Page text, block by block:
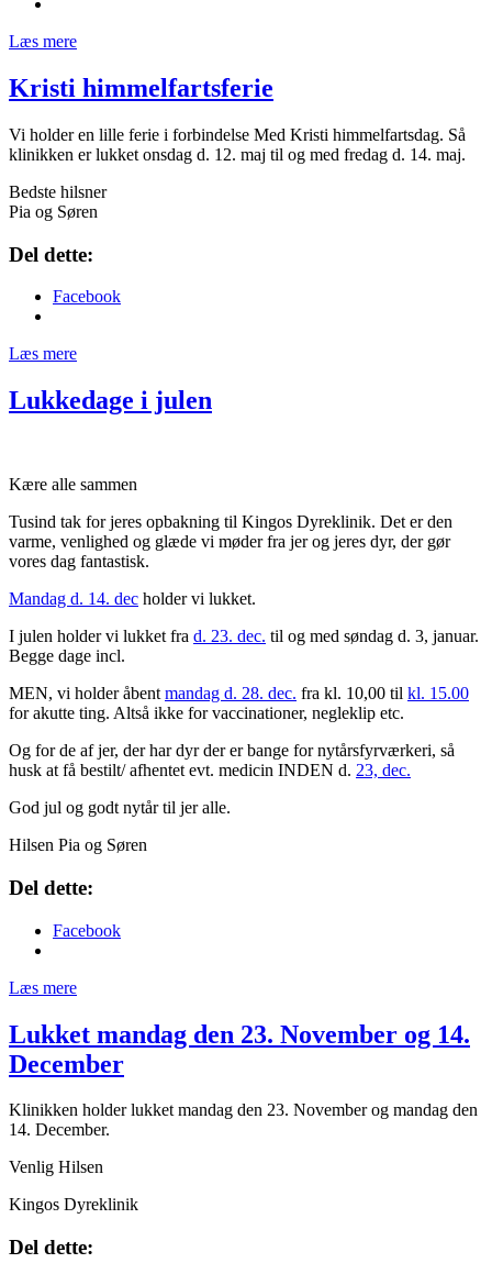
Læs mere
Kristi himmelfartsferie
Vi holder en lille ferie i forbindelse Med Kristi himmelfartsdag. Så
klinikken er lukket onsdag d. 12. maj til og med fredag d. 14. maj.
Bedste hilsner
Pia og Søren
Del dette:
Facebook
Læs mere
Lukkedage i julen
Kære alle sammen
Tusind tak for jeres opbakning til Kingos Dyreklinik. Det er den
varme, venlighed og glæde vi møder fra jer og jeres dyr, der gør
vores dag fantastisk.
Mandag d. 14. dec holder vi lukket.
I julen holder vi lukket fra d. 23. dec. til og med søndag d. 3, januar.
Begge dage incl.
MEN, vi holder åbent mandag d. 28. dec. fra kl. 10,00 til kl. 15.00
for akutte ting. Altså ikke for vaccinationer, negleklip etc.
Og for de af jer, der har dyr der er bange for nytårsfyrværkeri, så
husk at få bestilt/ afhentet evt. medicin INDEN d. 23, dec.
God jul og godt nytår til jer alle.
Hilsen Pia og Søren
Del dette:
Facebook
Læs mere
Lukket mandag den 23. November og 14.
December
Klinikken holder lukket mandag den 23. November og mandag den
14. December.
Venlig Hilsen
Kingos Dyreklinik
Del dette: